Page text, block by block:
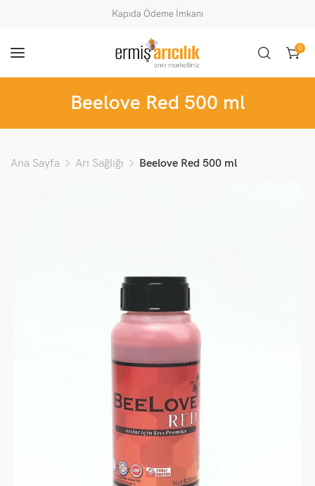
Kapıda Ödeme İmkanı
0
Beelove Red 500 ml
Ana Sayfa Arı Sağlığı Beelove Red 500 ml